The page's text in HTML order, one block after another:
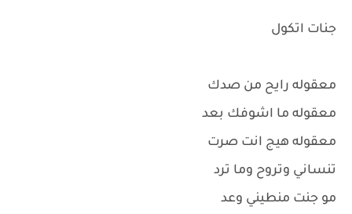
جنات اتكول
معقوله رايح من صدك
معقوله ما اشوفك بعد
معقوله هيج انت صرت
تنساني وتروح وما ترد
مو جنت منطيني وعد